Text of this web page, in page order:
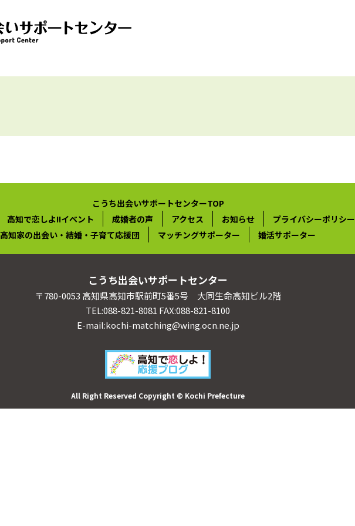
こうち出会いサポートセンターTOP
高知で恋しよ!!イベント 成婚者の声 アクセス お知らせ プライバシーポリシー
高知家の出会い・結婚・子育て応援団
マッチングサポーター 婚活サポーター
こうち出会いサポートセンター
〒780-0053 高知県高知市駅前町5番5号 大同生命高知ビル2階
TEL:088-821-8081 FAX:088-821-8100
E-mail:kochi-matching@wing.ocn.ne.jp
All Right Reserved Copyright © Kochi Prefecture